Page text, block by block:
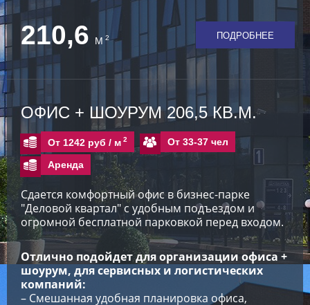
210,6 М 2 ПОДРОБНЕЕ
ОФИС + ШОУРУМ 206,5 КВ.М.
От 1242 руб / м 2 От 33-37 чел
Аренда
Сдается комфортный офис в бизнес-парке
"Деловой квартал" с удобным подъездом и
огромной бесплатной парковкой перед входом.
Отлично подойдет для организации офиса +
шоурум, для сервисных и логистических
компаний:
– Смешанная удобная планировка офиса,